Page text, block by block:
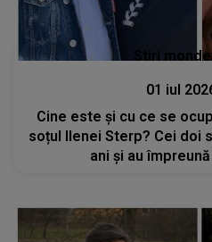
Stiri
01 iul
Cine este și cu ce se
soțul Ilenei Sterp? Cei doi
ani și au